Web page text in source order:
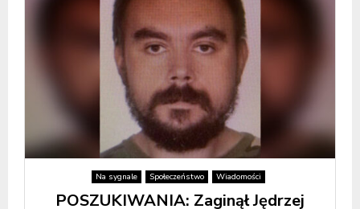
Na sygnale Społeczeństwo Wiadomości
POSZUKIWANIA: Zaginął Jędrzej